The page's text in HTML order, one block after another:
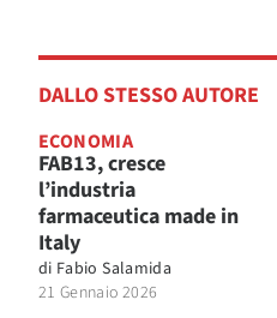
DALLO STESSO AUTORE
ECONOMIA
FAB13, cresce
l’industria
farmaceutica made in
Italy
di Fabio Salamida
21 Gennaio 2026